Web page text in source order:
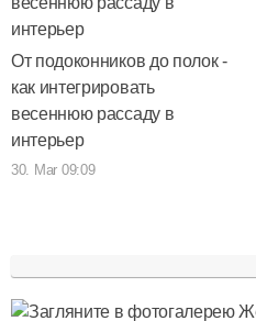
От подоконников до полок -
как интегрировать
весеннюю рассаду в
интерьер
30. Mar 09:09